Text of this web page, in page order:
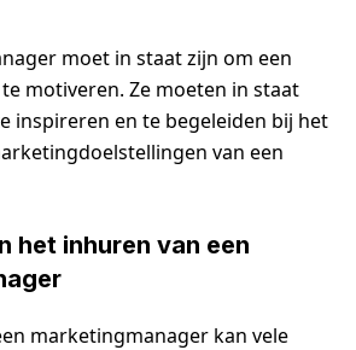
moet in staat zijn om een
motiveren. Ze moeten in staat
inspireren en te begeleiden bij het
van een
het inhuren van een
marketingmanager kan vele